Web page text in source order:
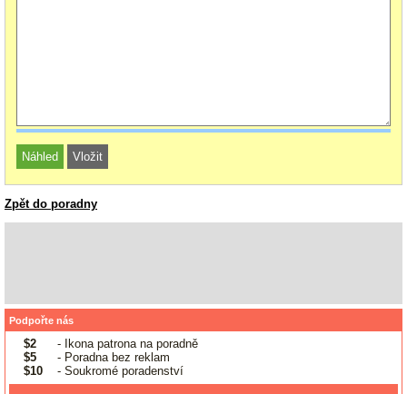
Zpět do poradny
Podpořte nás
$2
- Ikona patrona na poradně
$5
- Poradna bez reklam
$10
- Soukromé poradenství